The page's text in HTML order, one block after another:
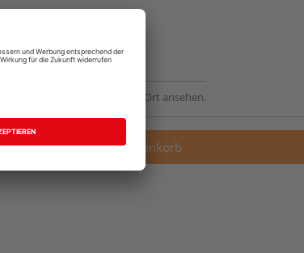
Abholung möglich
in der Ausstellung - vor Ort ansehen.
In den Warenkorb